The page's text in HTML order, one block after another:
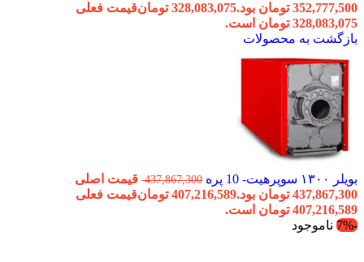
352,777,500 تومان بود.
328,083,075 تومانقیمت فعلی
328,083,075 تومان است.
بازگشت به محصولات
بویلر ۱۳۰۰ سوپرهیت- 10 پره 437,867,300 قیمت اصلی
437,867,300 تومان بود.
407,216,589 تومانقیمت فعلی
407,216,589 تومان است.
-7%
ناموجود